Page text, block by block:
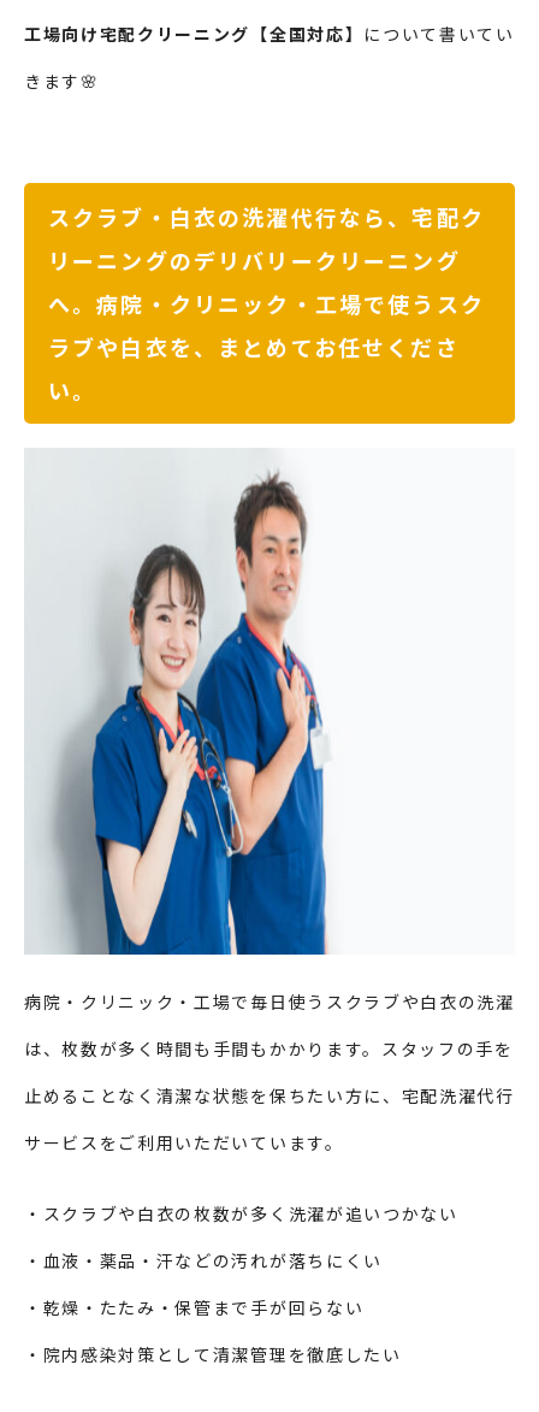
工場向け宅配クリーニング【全国対応】 について書いてい
きます🌸
スクラブ・白衣の洗濯代行なら、宅配ク
リーニングのデリバリークリーニング
へ。病院・クリニック・工場で使うスク
ラブや白衣を、まとめてお任せくださ
い。
病院・クリニック・工場で毎日使うスクラブや白衣の洗濯
は、枚数が多く時間も手間もかかります。スタッフの手を
止めることなく清潔な状態を保ちたい方に、宅配洗濯代行
サービスをご利用いただいています。
・スクラブや白衣の枚数が多く洗濯が追いつかない
・血液・薬品・汗などの汚れが落ちにくい
・乾燥・たたみ・保管まで手が回らない
・院内感染対策として清潔管理を徹底したい